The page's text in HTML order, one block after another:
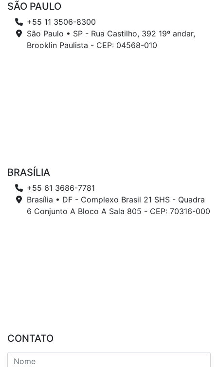
SÃO PAULO
+55 11 3506-8300
São Paulo • SP - Rua Castilho, 392 19º andar,
Brooklin Paulista - CEP: 04568-010
BRASÍLIA
+55 61 3686-7781
Brasília • DF - Complexo Brasil 21 SHS - Quadra
6 Conjunto A Bloco A Sala 805 - CEP: 70316-000
CONTATO